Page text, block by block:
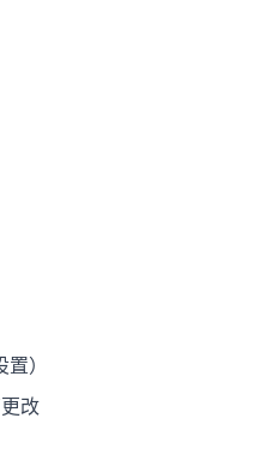
）
改